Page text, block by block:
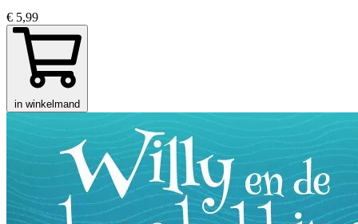
€ 5,99
in winkelmand